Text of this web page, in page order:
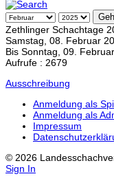
Zethlinger Schachtage
Samstag, 08. Februar
Bis Sonntag, 09.
Aufrufe : 2679
Ausschreibung
Anmeldung als
Anmeldung als
Impressum
© 2026
Sign In